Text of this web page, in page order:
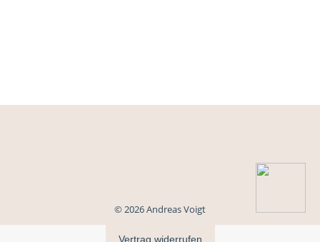
© 2026 Andreas Voigt
Vertrag widerrufen